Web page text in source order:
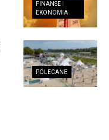
FINANSE I
EKONOMIA
POLECANE